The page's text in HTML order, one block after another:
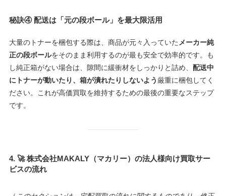
秘訣④ 配送は「元の段ボール」を最大限活用
大量のトナーを梱包する際は、商品が元々入っていた メーカー純
正の段ボールをそのまま利用するのが最も安全で効率的です。も
し純正箱がない場合は、隙間に緩衝材をしっかりと詰め、 配送中
にトナーが動いたり、箱が潰れたりしないよう 厳重に梱包してく
ださい。これが高価買取を維持するための最後の重要なステップ
です。
4. 🚀 株式会社MAKALY（マカリー）の法人様向け買取サー
ビスの流れ